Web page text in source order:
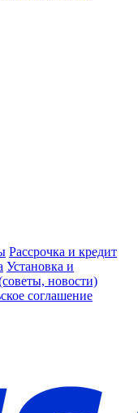
Рассрочка и кредит
Установка и
новости)
соглашение